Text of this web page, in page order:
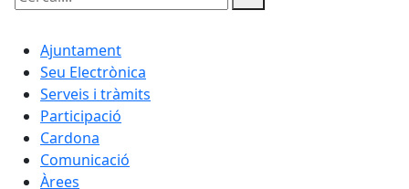
Cercar:
Ajuntament
Seu Electrònica
Serveis i tràmits
Participació
Cardona
Comunicació
Àrees